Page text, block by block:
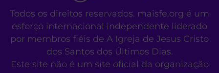
Todos os direitos reservados. maisfe.org é um
esforço internacional independente liderado
por membros fiéis de A Igreja de Jesus Cristo
dos Santos dos Últimos Dias.
Este site não é um site oficial da organização